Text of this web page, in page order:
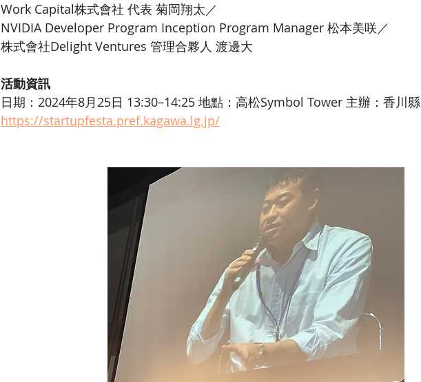
Work Capital株式會社 代表 菊岡翔太／
NVIDIA Developer Program Inception Program Manager 松本美咲／
株式會社Delight Ventures 管理合夥人 渡邊大
活動資訊
日期：2024年8月25日 13:30–14:25 地點：高松Symbol Tower 主辦：香川縣
https://startupfesta.pref.kagawa.lg.jp/